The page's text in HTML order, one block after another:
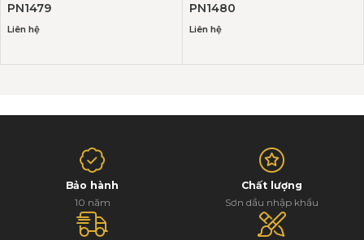
PN1479
Liên hệ
PN1480
Liên hệ
Bảo hành
10 năm
Chất lượng
Sơn dầu nhập khẩu